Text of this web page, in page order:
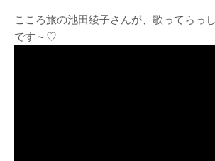
こころ旅の池田綾子さんが、歌ってらっ
です～♡